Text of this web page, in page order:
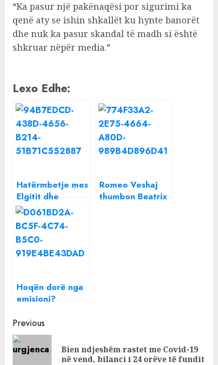
“Ka pasur një pakënaqësi por sigurimi ka
qenë aty se ishin shkallët ku hynte banorët
dhe nuk ka pasur skandal të madh si është
shkruar nëpër media.”
Lexo Edhe:
Hatërmbetje mes
Elgitit dhe
vëllezërve
Veshaj,
kantautori i quan
“tradhtarë”
Romeo Veshaj
thumbon Beatrix
Hoqën dorë nga
emisioni?
vërteta mes
produksionit dhe
vëllezërve Veshaj
Continue
Reading
Previous
Bien ndjeshëm rastet me Covid-19
në vend, bilanci i 24 orëve të fundit